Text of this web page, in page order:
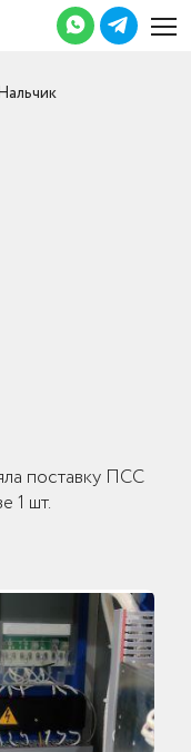
поставку ПСС
1 шт.